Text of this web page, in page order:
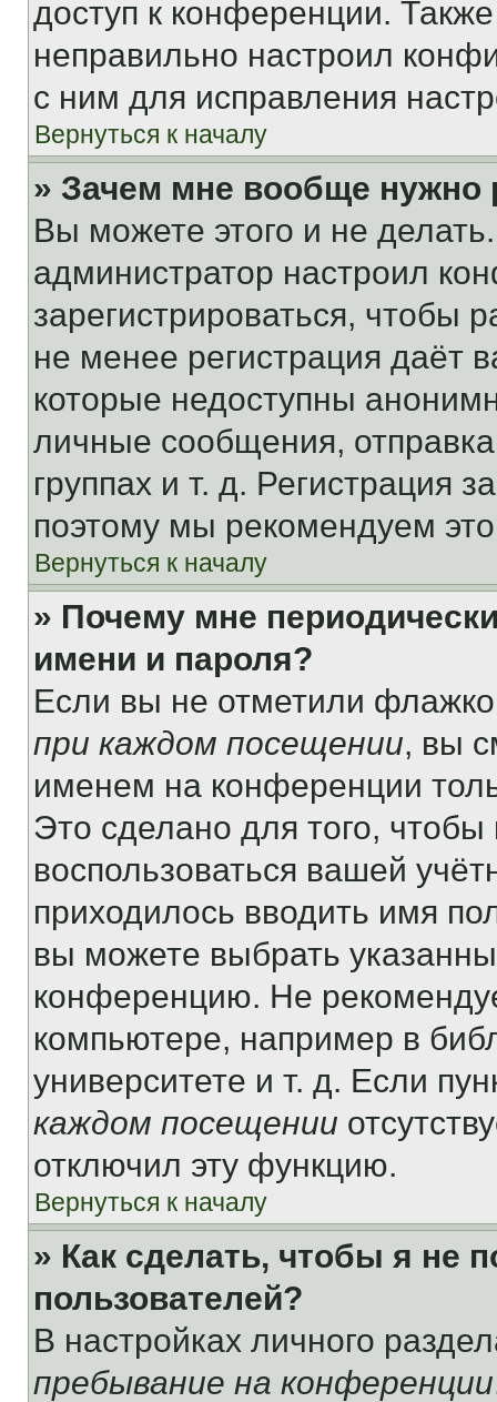
доступ к конференции.
неправильно настроил
с ним для исправления
Вернуться к началу
» Зачем мне вообще нужно
Вы можете этого и не
администратор настроил
зарегистрироваться, чтобы
не менее регистрация даёт
которые недоступны
личные сообщения,
группах и т. д. Регистрация
поэтому мы рекомендуем
Вернуться к началу
» Почему мне
имени и пароля?
Если вы не отметили
при каждом посещении, вы
именем на конференции
Это сделано для того, чтобы
воспользоваться вашей
приходилось вводить имя
вы можете выбрать
конференцию. Не
компьютере, например в
университете и т. д. Если
каждом посещении
отключил эту функцию.
Вернуться к началу
» Как сделать, чтобы я не
пользователей?
В настройках личного
пребывание на конференции